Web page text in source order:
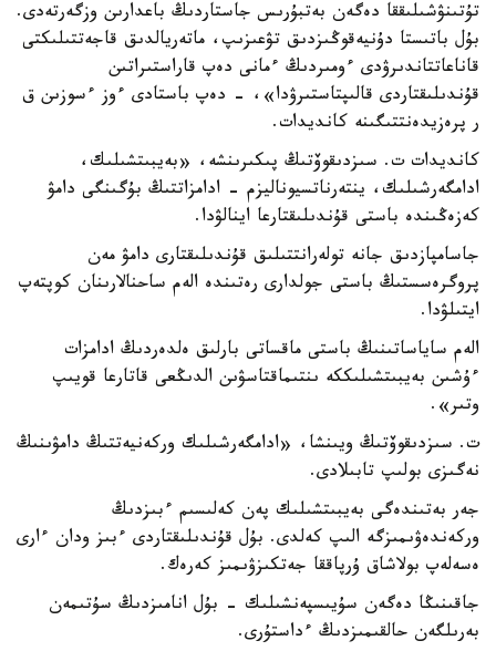
تۇتىنۋشىلىققا دەگەن بەتبۇرىس جاستاردىڭ باعدارىن وزگەرتەدى.
بۇل باتىستا دۇنيەقوڭىزدىق تۋعىزىپ، ماتەريالدىق قاجەتتىلىكتى
قاناعاتتاندىرۋدى ءومىردىڭ ءمانى دەپ قاراستىراتىن
قۇندىلىقتاردى قالىپتاستىرۋدا»، - دەپ باستادى ءوز ءسوزىن ق
ر پرەزيدەنتتىگىنە كانديدات.
كانديدات ت. سىزدىقوۆتىڭ پىكىرىنشە، «بەيبىتشىلىك،
ادامگەرشىلىك، ينتەرناتسيوناليزم - ادامزاتتىڭ بۇگىنگى دامۋ
كەزەڭىندە باستى قۇندىلىقتارعا اينالۋدا.
جاسامپازدىق جانە تولەرانتتىلىق قۇندىلىقتارى دامۋ مەن
پروگرەسستىڭ باستى جولدارى رەتىندە الەم ساحنالارىنان كوپتەپ
ايتىلۋدا.
الەم ساياساتىنىڭ باستى ماقساتى بارلىق ەلدەردىڭ ادامزات
ءۇشىن بەيبىتشىلىككە ىنتىماقتاسۋىن الدىڭعى قاتارعا قويىپ
وتىر».
ت. سىزدىقوۆتىڭ ويىنشا، «ادامگەرشىلىك وركەنيەتتىڭ دامۋىنىڭ
نەگىزى بولىپ تابىلادى.
جەر بەتىندەگى بەيبىتشىلىك پەن كەلىسىم ءبىزدىڭ
وركەندەۋىمىزگە الىپ كەلدى. بۇل قۇندىلىقتاردى ءبىز ودان ءارى
ەسەلەپ بولاشاق ۇرپاققا جەتكىزۋىمىز كەرەك.
جاقىنىڭا دەگەن سۇيىسپەنشىلىك - بۇل انامىزدىڭ سۇتىمەن
بەرىلگەن حالقىمىزدىڭ ءداستۇرى.